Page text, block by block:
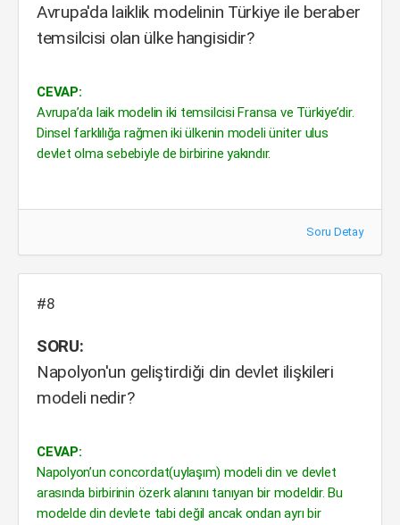
Avrupa'da laiklik modelinin Türkiye ile beraber
temsilcisi olan ülke hangisidir?
CEVAP:
Avrupa’da laik modelin iki temsilcisi Fransa ve Türkiye’dir.
Dinsel farklılığa rağmen iki ülkenin modeli üniter ulus
devlet olma sebebiyle de birbirine yakındır.
Soru Detay
#8
SORU:
Napolyon'un geliştirdiği din devlet ilişkileri
modeli nedir?
CEVAP:
Napolyon’un concordat(uylaşım) modeli din ve devlet
arasında birbirinin özerk alanını tanıyan bir modeldir. Bu
modelde din devlete tabi değil ancak ondan ayrı bir